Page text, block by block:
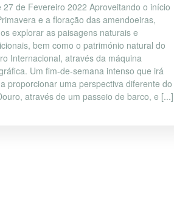
27 de Fevereiro 2022 Aproveitando o início
e a floração das amendoeiras,
explorar as paisagens naturais e
bem como o património natural do
Internacional, através da máquina
Um fim-de-semana intenso que irá
proporcionar uma perspectiva diferente do
através de um passeio de barco, e [...]